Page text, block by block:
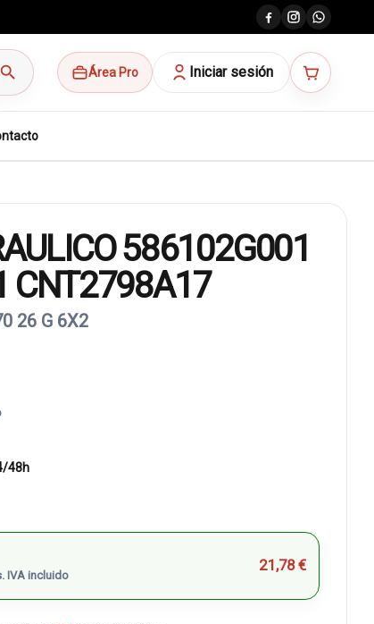
search Área Pro Iniciar sesión
586102G001
CNT2798A17
26 G 6X2
48h
IVA incluido
21,78 €